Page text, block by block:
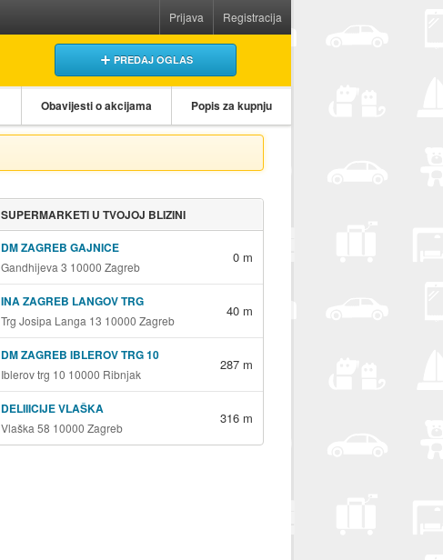
Prijava Registracija
PREDAJ OGLAS
Obavijesti o akcijama Popis za kupnju
SUPERMARKETI U TVOJOJ BLIZINI
DM ZAGREB GAJNICE
Gandhijeva 3 10000 Zagreb
0 m
INA ZAGREB LANGOV TRG
Trg Josipa Langa 13 10000 Zagreb
40 m
DM ZAGREB IBLEROV TRG 10
Iblerov trg 10 10000 Ribnjak
287 m
DELIIICIJE VLAŠKA
Vlaška 58 10000 Zagreb
316 m